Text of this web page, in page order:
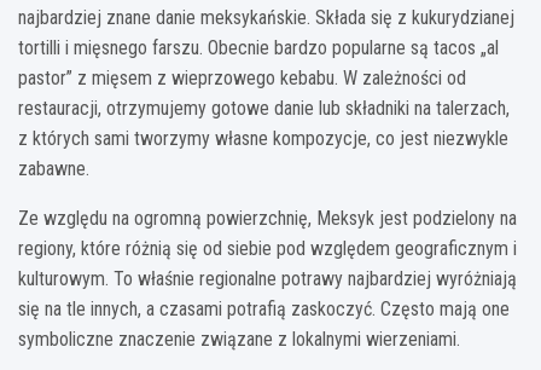
najbardziej znane danie meksykańskie. Składa się z kukurydzianej
tortilli i mięsnego farszu. Obecnie bardzo popularne są tacos „al
pastor” z mięsem z wieprzowego kebabu. W zależności od
restauracji, otrzymujemy gotowe danie lub składniki na talerzach,
z których sami tworzymy własne kompozycje, co jest niezwykle
zabawne.
Ze względu na ogromną powierzchnię, Meksyk jest podzielony na
regiony, które różnią się od siebie pod względem geograficznym i
kulturowym. To właśnie regionalne potrawy najbardziej wyróżniają
się na tle innych, a czasami potrafią zaskoczyć. Często mają one
symboliczne znaczenie związane z lokalnymi wierzeniami.